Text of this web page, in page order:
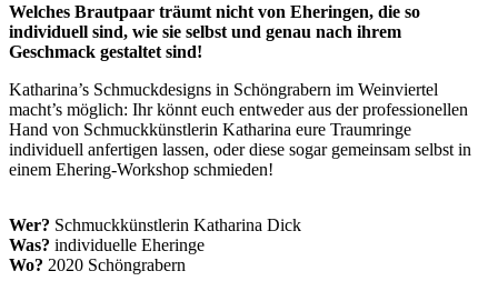
Welches Brautpaar träumt nicht von Eheringen, die so
individuell sind, wie sie selbst und genau nach ihrem
Geschmack gestaltet sind!
Katharina’s Schmuckdesigns in Schöngrabern im Weinviertel
macht’s möglich: Ihr könnt euch entweder aus der professionellen
Hand von Schmuckkünstlerin Katharina eure Traumringe
individuell anfertigen lassen, oder diese sogar gemeinsam selbst in
einem Ehering-Workshop schmieden!
Wer? Schmuckkünstlerin Katharina Dick
Was? individuelle Eheringe
Wo? 2020 Schöngrabern